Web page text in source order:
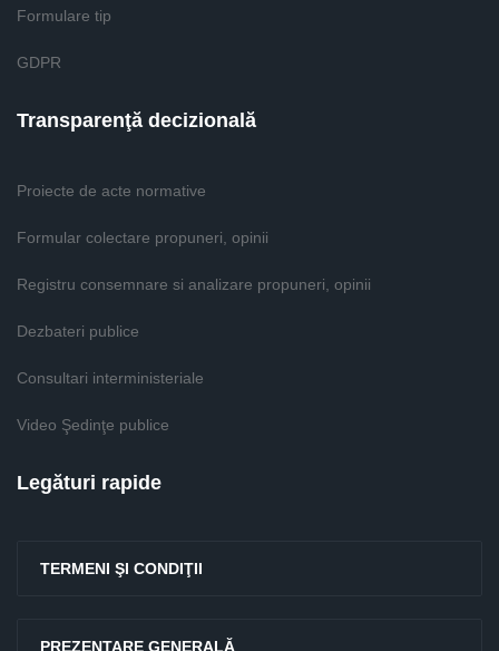
Formulare tip
GDPR
Transparenţă decizională
Proiecte de acte normative
Formular colectare propuneri, opinii
Registru consemnare si analizare propuneri, opinii
Dezbateri publice
Consultari interministeriale
Video Şedinţe publice
Legături rapide
TERMENI ŞI CONDIŢII
PREZENTARE GENERALĂ